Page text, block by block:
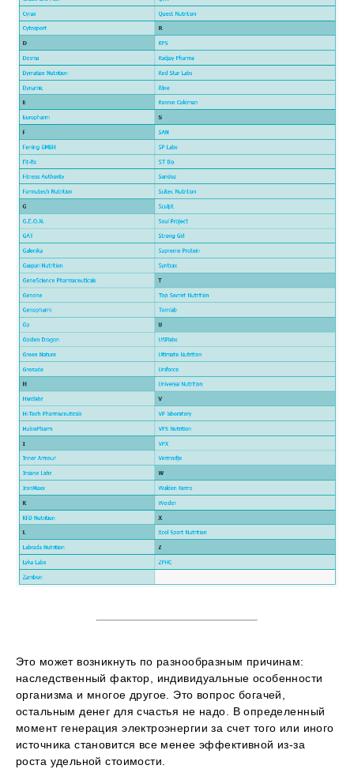
Это может возникнуть по разнообразным причинам:
наследственный фактор, индивидуальные особенности
организма и многое другое. Это вопрос богачей,
остальным денег для счастья не надо. В определенный
момент генерация электроэнергии за счет того или иного
источника становится все менее эффективной из-за
роста удельной стоимости.